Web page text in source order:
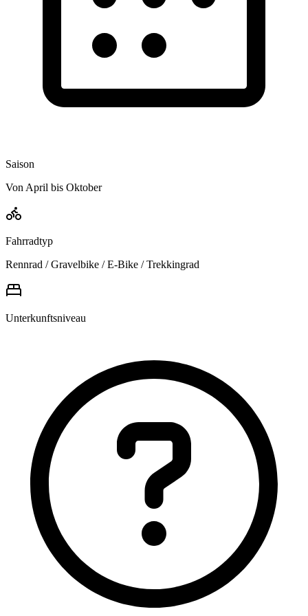
Saison
Von April bis Oktober
Fahrradtyp
Rennrad / Gravelbike / E-Bike / Trekkingrad
Unterkunftsniveau